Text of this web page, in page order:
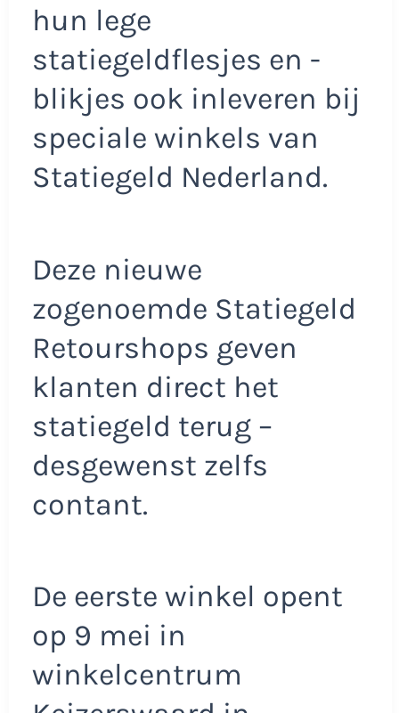
hun lege
statiegeldflesjes en -
blikjes ook inleveren bij
speciale winkels van
Statiegeld Nederland.
Deze nieuwe
zogenoemde Statiegeld
Retourshops geven
klanten direct het
statiegeld terug –
desgewenst zelfs
contant.
De eerste winkel opent
op 9 mei in
winkelcentrum